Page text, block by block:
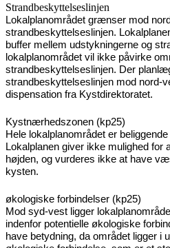
Strandbeskyttelseslinjen
Lokalplanområdet grænser mod
strandbeskyttelseslinjen.
buffer mellem udstykningerne og
lokalplanområdet vil ikke påvirke
strandbeskyttelseslinjen. Der
strandbeskyttelseslinjen mod nord-
dispensation fra Kystdirektoratet.
Kystnærhedszonen (kp25)
Hele lokalplanområdet er
Lokalplanen giver ikke mulighed for
højden, og vurderes ikke at have
kysten.
økologiske forbindelser (kp25)
Mod syd-vest ligger
indenfor potentielle økologiske
have betydning, da området ligger i